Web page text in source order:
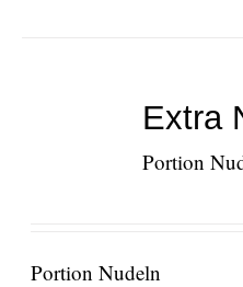
Extra
Portion
Portion Nudeln